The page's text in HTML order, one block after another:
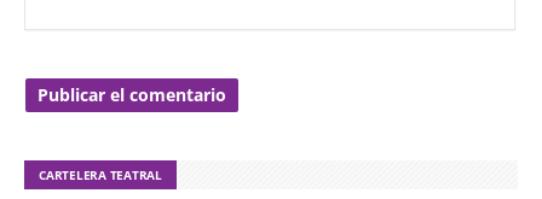
CARTELERA TEATRAL